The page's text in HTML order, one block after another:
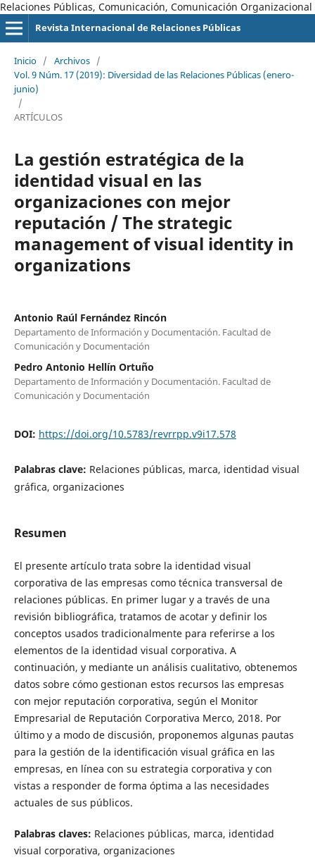
Relaciones Públicas, Comunicación, Comunicación Organizacional
Revista Internacional de Relaciones Públicas
Inicio / Archivos /
Vol. 9 Núm. 17 (2019): Diversidad de las Relaciones Públicas (enero-
junio)
/
ARTÍCULOS
La gestión estratégica de la
identidad visual en las
organizaciones con mejor
reputación / The strategic
management of visual identity in
organizations
Antonio Raúl Fernández Rincón
Departamento de Información y Documentación. Facultad de
Comunicación y Documentación
Pedro Antonio Hellín Ortuño
Departamento de Información y Documentación. Facultad de
Comunicación y Documentación
DOI: https://doi.org/10.5783/revrrpp.v9i17.578
Palabras clave: Relaciones públicas, marca, identidad visual
gráfica, organizaciones
Resumen
El presente artículo trata sobre la identidad visual
corporativa de las empresas como técnica transversal de
relaciones públicas. En primer lugar y a través de una
revisión bibliográfica, tratamos de acotar y definir los
conceptos usados tradicionalmente para referirse a los
elementos de la identidad visual corporativa. A
continuación, y mediante un análisis cualitativo, obtenemos
datos sobre cómo gestionan estos recursos las empresas
con mejor reputación corporativa, según el Monitor
Empresarial de Reputación Corporativa Merco, 2018. Por
último y a modo de discusión, proponemos algunas pautas
para la gestión de la identificación visual gráfica en las
empresas, en línea con su estrategia corporativa y con
vistas a responder de forma óptima a las necesidades
actuales de sus públicos.
Palabras claves: Relaciones públicas, marca, identidad
visual corporativa, organizaciones